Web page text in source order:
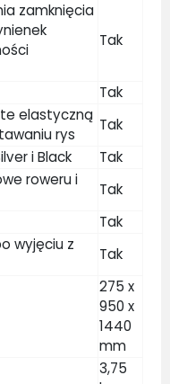
zamknięcia
Tak
Tak
elastyczną
rys
Tak
i Black
Tak
roweru i
Tak
Tak
wyjęciu z
Tak
275 x
950 x
1440
mm
3,75